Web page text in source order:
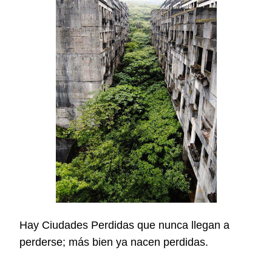
Hay Ciudades Perdidas que nunca llegan a
perderse; más bien ya nacen perdidas.